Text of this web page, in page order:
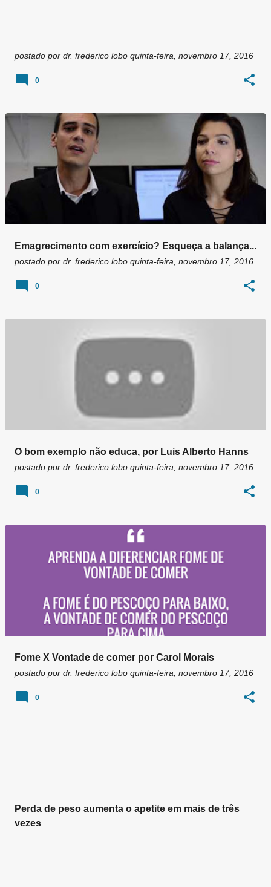
postado por dr. frederico lobo quinta-feira, novembro 17, 2016
0
Emagrecimento com exercício? Esqueça a balança...
postado por dr. frederico lobo quinta-feira, novembro 17, 2016
0
O bom exemplo não educa, por Luis Alberto Hanns
postado por dr. frederico lobo quinta-feira, novembro 17, 2016
0
Fome X Vontade de comer por Carol Morais
postado por dr. frederico lobo quinta-feira, novembro 17, 2016
0
Perda de peso aumenta o apetite em mais de três
vezes